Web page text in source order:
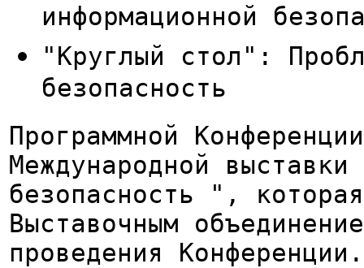
информационной
"Круглый стол":
безопасность
Программной
Международной
безопасность ",
Выставочным
проведения Конференции.